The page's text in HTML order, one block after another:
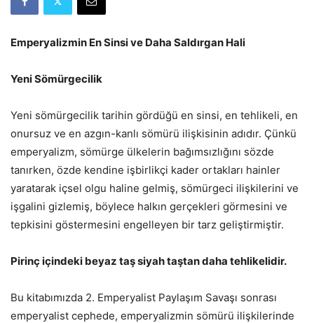
Emperyalizmin En Sinsi ve Daha Saldırgan Hali
Yeni Sömürgecilik
Yeni sömürgecilik tarihin gördüğü en sinsi, en tehlikeli, en
onursuz ve en azgın-kanlı sömürü ilişkisinin adıdır. Çünkü
emperyalizm, sömürge ülkelerin bağımsızlığını sözde
tanırken, özde kendine işbirlikçi kader ortakları hainler
yaratarak içsel olgu haline gelmiş, sömürgeci ilişkilerini ve
işgalini gizlemiş, böylece halkın gerçekleri görmesini ve
tepkisini göstermesini engelleyen bir tarz geliştirmiştir.
Pirinç içindeki beyaz taş siyah taştan daha tehlikelidir.
Bu kitabımızda 2. Emperyalist Paylaşım Savaşı sonrası
emperyalist cephede, emperyalizmin sömürü ilişkilerinde